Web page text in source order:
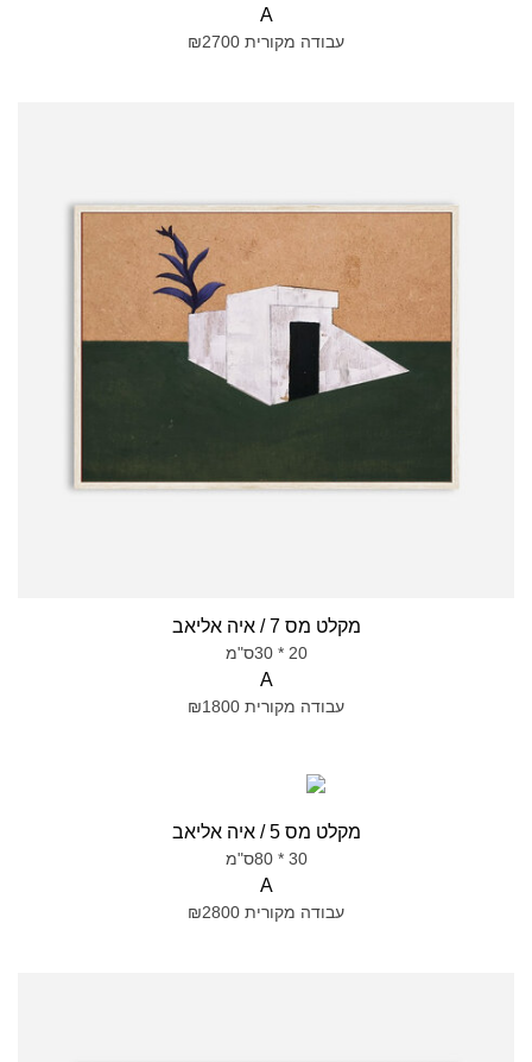
A
עבודה מקורית ₪2700
מקלט מס 7 / איה אליאב
20 * 30ס"מ
A
עבודה מקורית ₪1800
מקלט מס 5 / איה אליאב
30 * 80ס"מ
A
עבודה מקורית ₪2800